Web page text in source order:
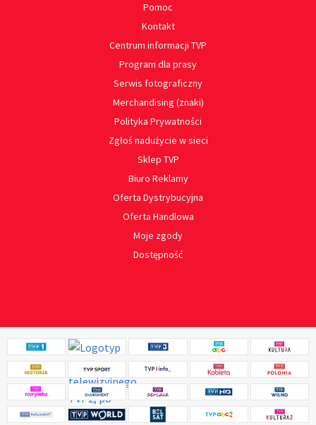
Pomoc
Kontakt
Centrum informacji TVP
Program dla prasy
Serwis fotograficzny
Merchandising (znaki)
Polityka Prywatności
Zgłoś nadużycie w sieci
Sklep TVP
Biuro Reklamy
Oferta Dystrybucyjna
Oferta Handlowa
Moje zgody
Dostępność